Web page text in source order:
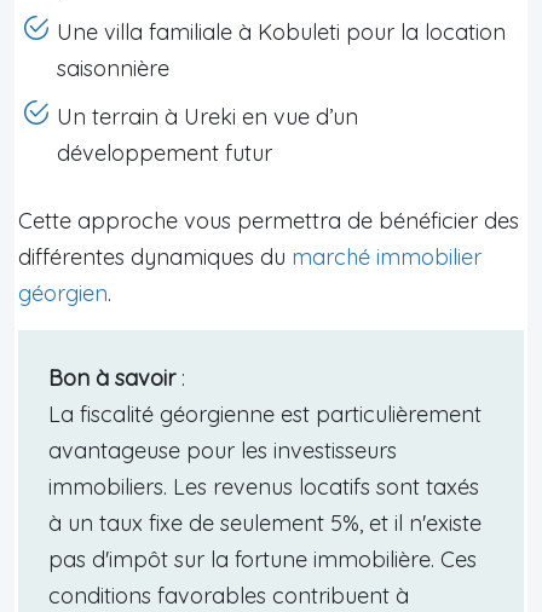
Une villa familiale à Kobuleti pour la location
saisonnière
Un terrain à Ureki en vue d’un
développement futur
Cette approche vous permettra de bénéficier des
différentes dynamiques du marché immobilier
géorgien.
Bon à savoir:
La fiscalité géorgienne est particulièrement
avantageuse pour les investisseurs
immobiliers. Les revenus locatifs sont taxés
à un taux fixe de seulement 5%, et il n'existe
pas d'impôt sur la fortune immobilière. Ces
conditions favorables contribuent à